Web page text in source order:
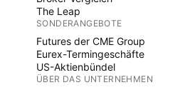
The Leap
SONDERANGEBOTE
Futures der CME Group
Eurex-Termingeschäfte
US-Aktienbündel
ÜBER DAS UNTERNEHMEN